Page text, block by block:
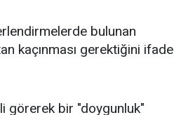
bulunan
kaçınması gerektiğini ifade
görerek bir "doygunluk"